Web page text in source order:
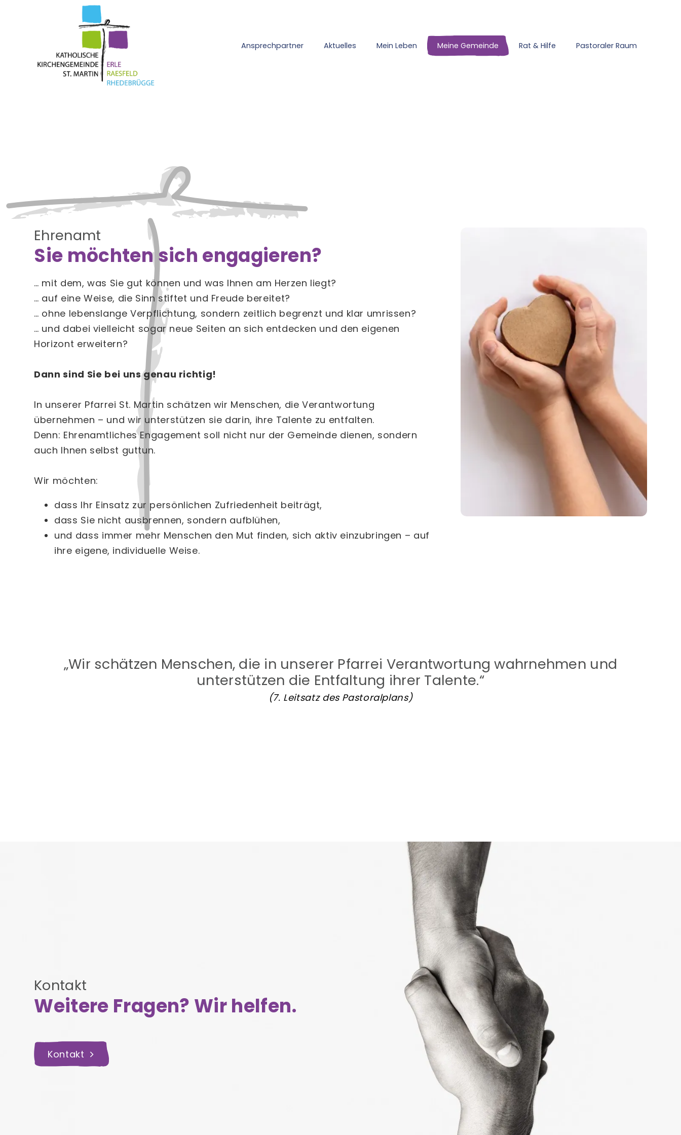
Ansprechpartner Aktuelles Mein Leben Meine Gemeinde Rat & Hilfe Pastoraler Raum
Ehrenamt
Sie möchten sich engagieren?
… mit dem, was Sie gut können und was Ihnen am Herzen liegt?
… auf eine Weise, die Sinn stiftet und Freude bereitet?
… ohne lebenslange Verpflichtung, sondern zeitlich begrenzt und klar umrissen?
… und dabei vielleicht sogar neue Seiten an sich entdecken und den eigenen
Horizont erweitern?
Dann sind Sie bei uns genau richtig!
In unserer Pfarrei St. Martin schätzen wir Menschen, die Verantwortung
übernehmen – und wir unterstützen sie darin, ihre Talente zu entfalten.
Denn: Ehrenamtliches Engagement soll nicht nur der Gemeinde dienen, sondern
auch Ihnen selbst guttun.
Wir möchten:
dass Ihr Einsatz zur persönlichen Zufriedenheit beiträgt,
dass Sie nicht ausbrennen, sondern aufblühen,
und dass immer mehr Menschen den Mut finden, sich aktiv einzubringen – auf
ihre eigene, individuelle Weise.
„Wir schätzen Menschen, die in unserer Pfarrei Verantwortung wahrnehmen und
unterstützen die Entfaltung ihrer Talente.“
(7. Leitsatz des Pastoralplans)
Kontakt
Weitere Fragen? Wir helfen.
Kontakt